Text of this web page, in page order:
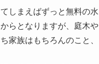
しまえばずっと無料の水
らとなりますが、庭木や
家族はもちろんのこと、